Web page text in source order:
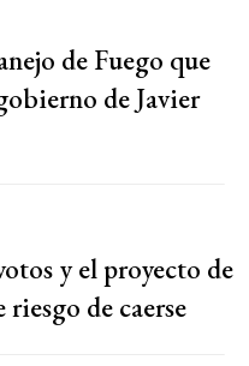
de Fuego que
de Javier
y el proyecto de
de caerse